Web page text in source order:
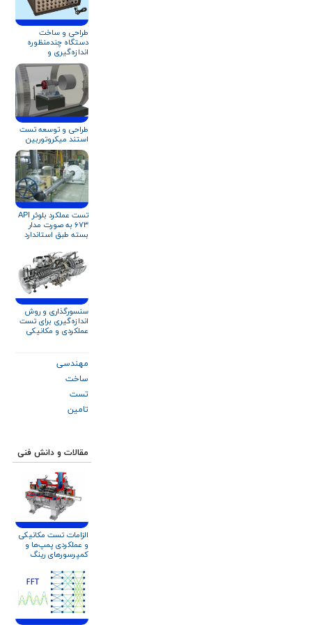
طراحی و ساخت
دستگاه چندمنظوره
اندازه‌گیری و
داده‌برداری آنلاین
عملکرد کمپرسور و
تجهیزات دوار
طراحی و توسعه تست
استند میکروتوربین
تست عملکرد بلوئر API
۶۷۳ به صورت مدار
بسته طبق استاندارد
سنسورگذاری و روش
اندازه‌گیری برای تست‌
عملکردی و مکانیکی
مهندسی
ساخت
تست
تامین
مقالات و دانش فنی
الزامات تست مکانیکی
و عملکردی پمپ‌ها و
کمپرسورهای رینگ
API ۶۸۱